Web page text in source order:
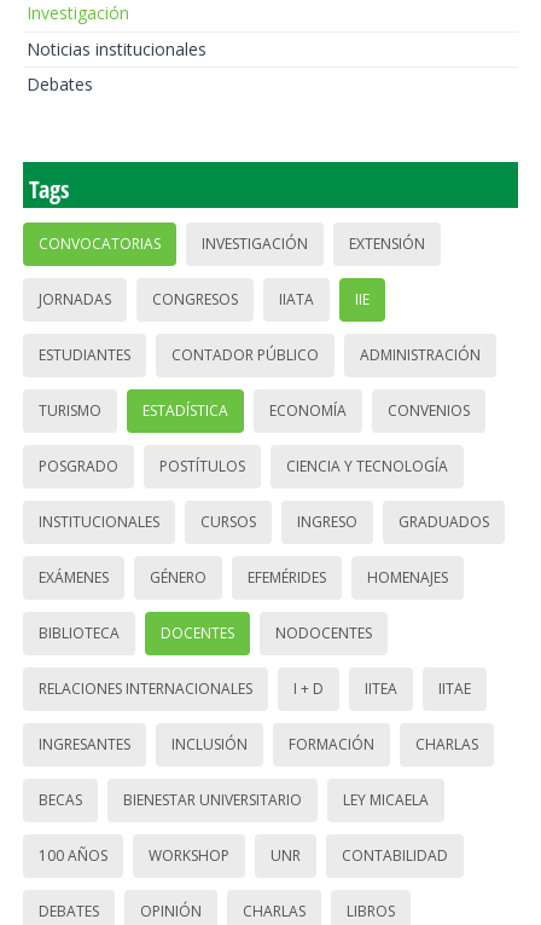
Investigación
Noticias institucionales
Debates
Tags
CONVOCATORIAS INVESTIGACIÓN EXTENSIÓN
JORNADAS CONGRESOS IIATA IIE
ESTUDIANTES CONTADOR PÚBLICO ADMINISTRACIÓN
TURISMO ESTADÍSTICA ECONOMÍA CONVENIOS
POSGRADO POSTÍTULOS CIENCIA Y TECNOLOGÍA
INSTITUCIONALES CURSOS INGRESO GRADUADOS
EXÁMENES GÉNERO EFEMÉRIDES HOMENAJES
BIBLIOTECA DOCENTES NODOCENTES
RELACIONES INTERNACIONALES I + D IITEA IITAE
INGRESANTES INCLUSIÓN FORMACIÓN CHARLAS
BECAS BIENESTAR UNIVERSITARIO LEY MICAELA
100 AÑOS WORKSHOP UNR CONTABILIDAD
DEBATES OPINIÓN CHARLAS LIBROS